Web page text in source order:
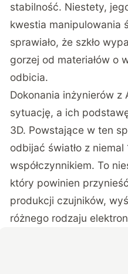
stabilność. Niestety,
kwestia manipulowania
sprawiało, że szkło
gorzej od materiałów o
odbicia.
Dokonania inżynierów z
sytuację, a ich
3D. Powstające w ten
odbijać światło z
współczynnikiem. To
który powinien
produkcji czujników,
różnego rodzaju